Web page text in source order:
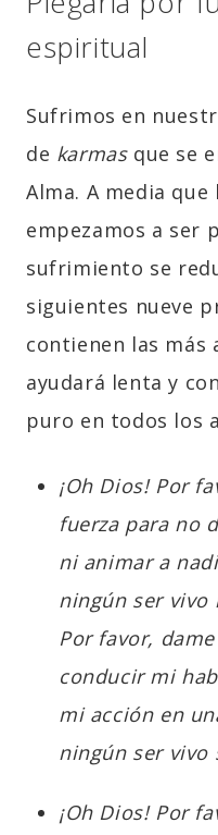
espiritual
Sufrimos en
de karmasque se
Alma. A media que
empezamos a ser
sufrimiento se
siguientes nueve
contienen las más
ayudará lenta y
puro en todos los
¡Oh Dios! Por
fuerza para no
ni animar a
ningún ser vivo
Por favor,
conducir mi
mi acción en
ningún ser vivo
¡Oh Dios! Por